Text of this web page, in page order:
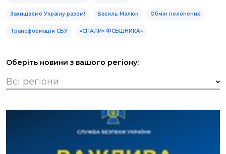
Захищаємо Україну разом! Василь Малюк Обмін полонених
Трансформація СБУ «СПАЛИ» ФСБШНИКА»
Оберіть новини з вашого регіону: